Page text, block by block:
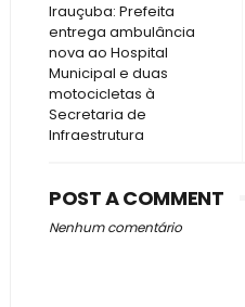
Irauçuba: Prefeita
entrega ambulância
nova ao Hospital
Municipal e duas
motocicletas à
Secretaria de
Infraestrutura
POST A COMMENT
Nenhum comentário